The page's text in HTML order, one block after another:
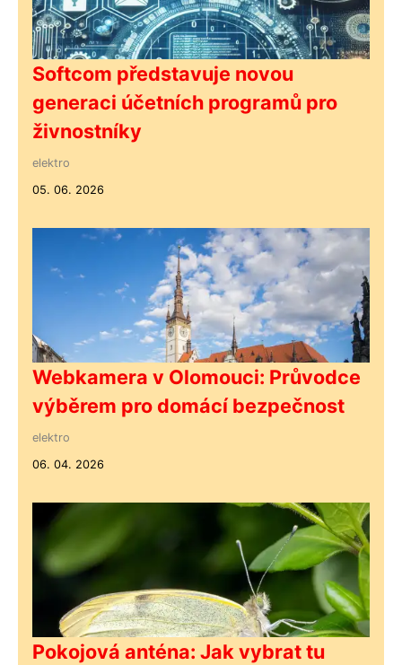
Softcom představuje novou
generaci účetních programů pro
živnostníky
elektro
05. 06. 2026
Webkamera v Olomouci: Průvodce
výběrem pro domácí bezpečnost
elektro
06. 04. 2026
Pokojová anténa: Jak vybrat tu